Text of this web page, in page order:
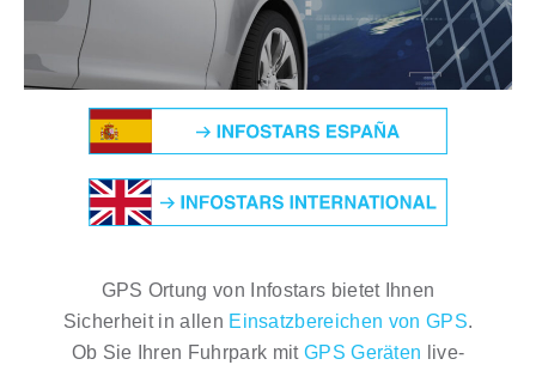
GPS Ortung von Infostars bietet Ihnen
Sicherheit in allen Einsatzbereichen von GPS.
Ob Sie Ihren Fuhrpark mit GPS Geräten live-